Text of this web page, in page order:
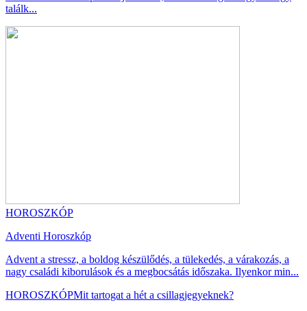
találk...
HOROSZKÓP
Adventi Horoszkóp
Advent a stressz, a boldog készülődés, a tülekedés, a várakozás, a
nagy családi kiborulások és a megbocsátás időszaka. Ilyenkor min...
HOROSZKÓPMit tartogat a hét a csillagjegyeknek?